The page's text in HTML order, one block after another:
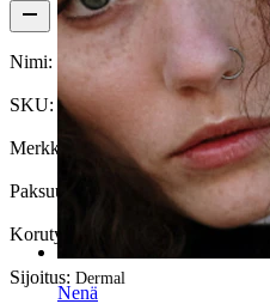
Nenä
Nimi: Titaaninen kuunsirppi dermal-
SKU:Dermal-86
Merkki: Bodymod Premium
Paksuus: 1,2 mm (sopii 1,6 mm:n
Korutyyppi:
Sijoitus: Dermal